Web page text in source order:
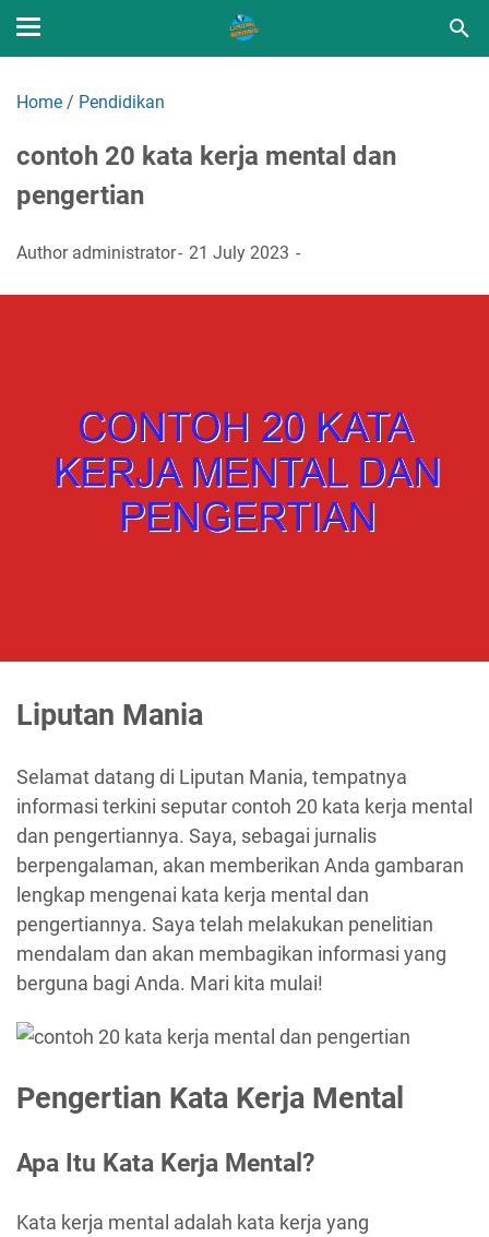
Home / Pendidikan
contoh 20 kata kerja mental dan
pengertian
Author administrator 21 July 2023
Liputan Mania
Selamat datang di Liputan Mania, tempatnya
informasi terkini seputar contoh 20 kata kerja mental
dan pengertiannya. Saya, sebagai jurnalis
berpengalaman, akan memberikan Anda gambaran
lengkap mengenai kata kerja mental dan
pengertiannya. Saya telah melakukan penelitian
mendalam dan akan membagikan informasi yang
berguna bagi Anda. Mari kita mulai!
Pengertian Kata Kerja Mental
Apa Itu Kata Kerja Mental?
Kata kerja mental adalah kata kerja yang